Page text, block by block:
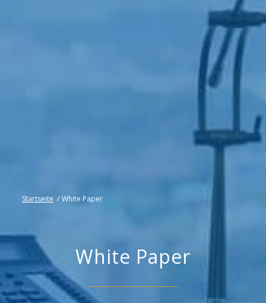
Startseite / White Paper
White Paper